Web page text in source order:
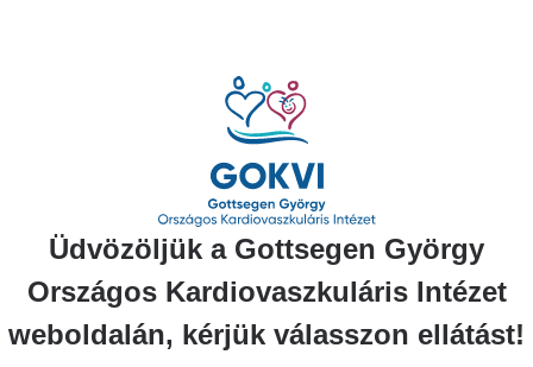
Üdvözöljük a Gottsegen György
Országos Kardiovaszkuláris Intézet
weboldalán, kérjük válasszon ellátást!